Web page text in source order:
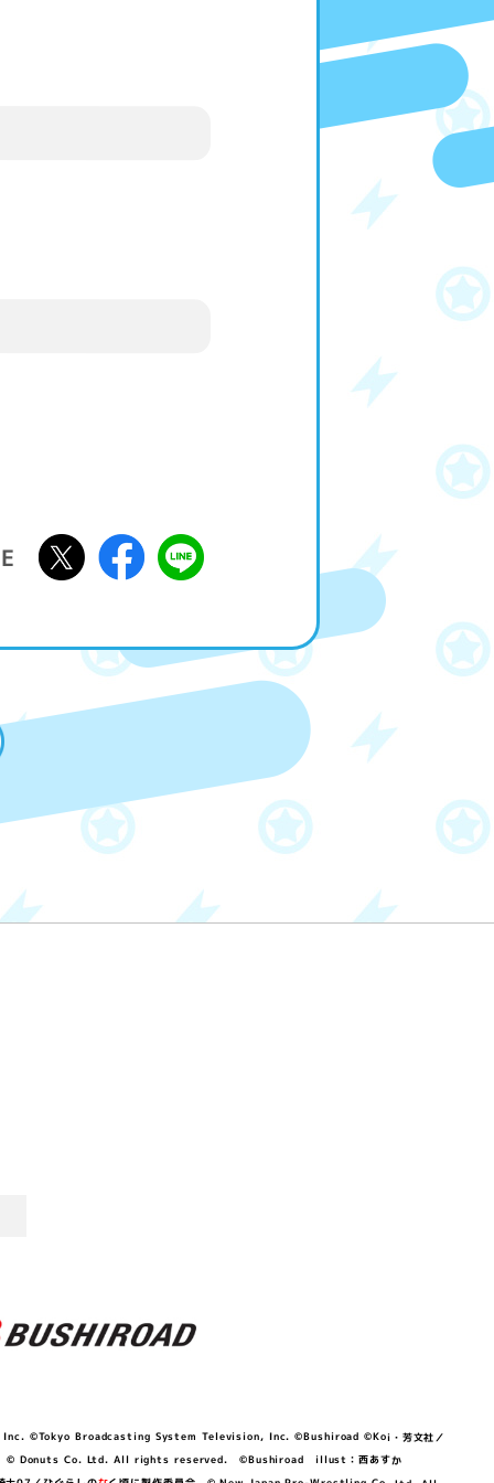
©Tokyo Broadcasting System Television, Inc. ©Bushiroad ©Koi・芳文社／
© Donuts Co. Ltd. All rights reserved. ©Bushiroad illust：西あすか